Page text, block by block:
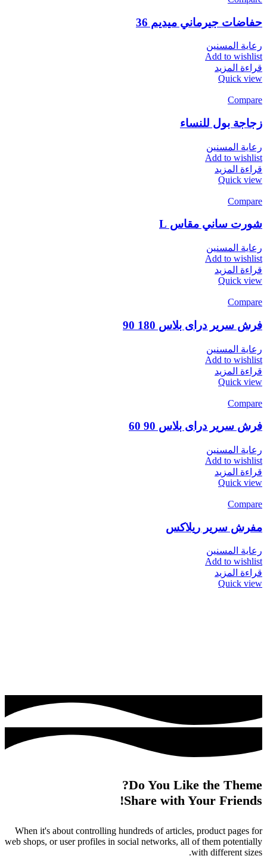
حفاضات جيرماني ميديم 36
رعاية المسنين
Add to wishlist
قراءة المزيد
Quick view
Compare
زجاجة بول للنساء
رعاية المسنين
Add to wishlist
قراءة المزيد
Quick view
Compare
شورت ساني مقاس L
رعاية المسنين
Add to wishlist
قراءة المزيد
Quick view
Compare
فرش سرير دراى بلاس 180 90
رعاية المسنين
Add to wishlist
قراءة المزيد
Quick view
Compare
فرش سرير دراى بلاس 90 60
رعاية المسنين
Add to wishlist
قراءة المزيد
Quick view
Compare
مفرش سرير ريلاكس
رعاية المسنين
Add to wishlist
قراءة المزيد
Quick view
Do You Like the Theme?
Share with Your Friends!
When it's about controlling hundreds of articles, product pages for
web shops, or user profiles in social networks, all of them potentially
with different sizes.